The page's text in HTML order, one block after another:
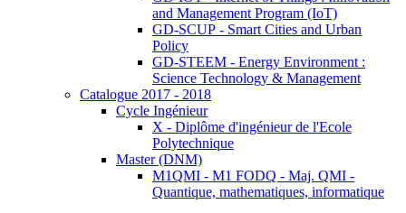
and Management Program (IoT)
GD-SCUP - Smart Cities and Urban
Policy
GD-STEEM - Energy Environment :
Science Technology & Management
Catalogue 2017 - 2018
Cycle Ingénieur
X - Diplôme d'ingénieur de l'Ecole
Polytechnique
Master (DNM)
M1QMI - M1 FODQ - Maj. QMI -
Quantique, mathematiques, informatique